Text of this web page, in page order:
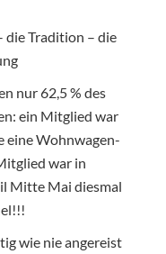
die Tradition – die
nur 62,5 % des
ein Mitglied war
eine Wohnwagen-
war in
Mitte Mai diesmal
wie nie angereist